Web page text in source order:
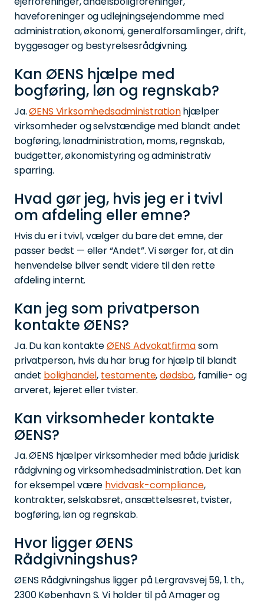
haveforeninger og udlejningsejendomme med
administration, økonomi, generalforsamlinger, drift,
byggesager og bestyrelsesrådgivning.
Kan ØENS hjælpe med
bogføring, løn og regnskab?
Ja.ØENS Virksomhedsadministrationhjælper
virksomheder og selvstændige med blandt andet
bogføring, lønadministration, moms, regnskab,
budgetter, økonomistyring og administrativ
sparring.
Hvad gør jeg, hvis jeg er i tvivl
om afdeling eller emne?
Hvis du er i tvivl, vælger du bare det emne, der
passer bedst — eller “Andet”. Vi sørger for, at din
henvendelse bliver sendt videre til den rette
afdeling internt.
Kan jeg som privatperson
kontakte ØENS?
Ja. Du kan kontakteØENS Advokatfirmasom
privatperson, hvis du har brug for hjælp til blandt
andet bolighandel, testamente,dødsbo, familie- og
arveret, lejeret eller tvister.
Kan virksomheder kontakte
ØENS?
Ja. ØENS hjælper virksomheder med både juridisk
rådgivning og virksomhedsadministration. Det kan
for eksempel være hvidvask-compliance,
kontrakter, selskabsret, ansættelsesret, tvister,
bogføring, løn og regnskab.
Hvor ligger ØENS
Rådgivningshus?
ØENS Rådgivningshus ligger på Lergravsvej 59, 1. th.,
2300 København S. Vi holder til på Amager og